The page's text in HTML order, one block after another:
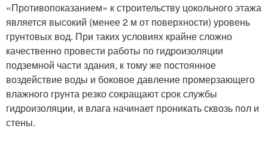
«Противопоказанием» к строительству цокольного этажа
является высокий (менее 2 м от поверхности) уровень
грунтовых вод. При таких условиях крайне сложно
качественно провести работы по гидро­изоляции
подземной части здания, к тому же постоянное
воздействие воды и боковое давление промерзающего
влажного грунта резко сокращают срок службы
гидроизоляции, и влага начинает проникать сквозь пол и
стены.